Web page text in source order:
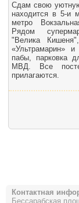
Сдам свою
находится в 5-и
метро
Рядом
"Велика
«Ультрамарин»
пабы, парковка
МВД. Все
прилагаются.
Контактная
Бессарабская